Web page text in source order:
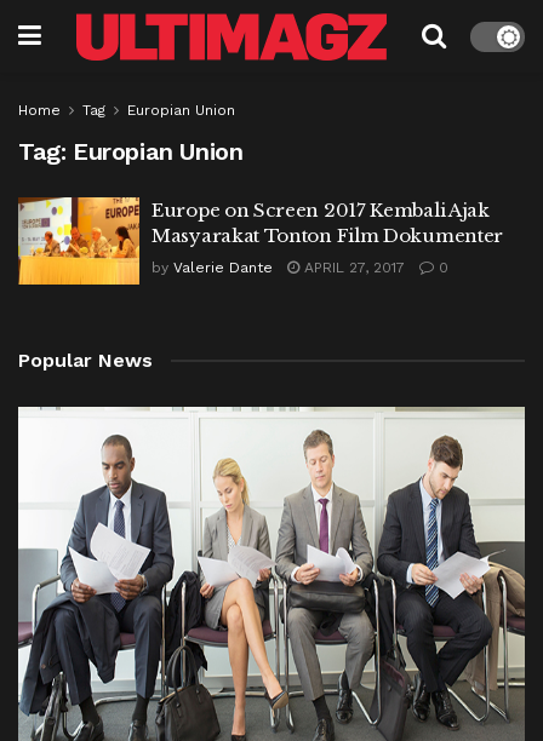
Home Tag Europian Union
Tag: Europian Union
Europe on Screen 2017 Kembali Ajak
Masyarakat Tonton Film Dokumenter
by Valerie Dante APRIL 27, 2017 0
Popular News